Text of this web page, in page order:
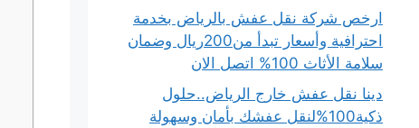
ارخص شركة نقل عفش بالرياض بخدمة
احترافية وأسعار تبدأ من200ريال وضمان
سلامة الأثاث 100% اتصل الان
دينا نقل عفش خارج الرياض..حلول
ذكية100%لنقل عفشك بأمان وسهولة